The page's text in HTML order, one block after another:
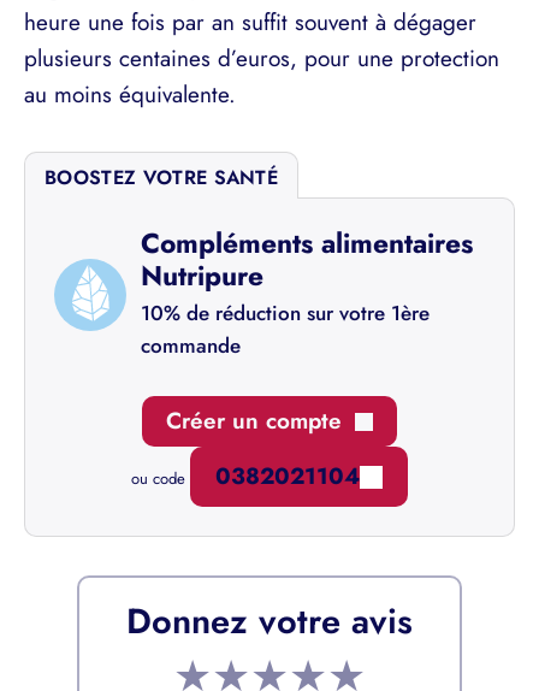
heure une fois par an suffit souvent à dégager
plusieurs centaines d’euros, pour une protection
au moins équivalente.
BOOSTEZ VOTRE SANTÉ
Compléments alimentaires
Nutripure
10% de réduction sur votre 1ère
commande
Créer un compte
ou code 0382021104
Donnez votre avis
★★★★★